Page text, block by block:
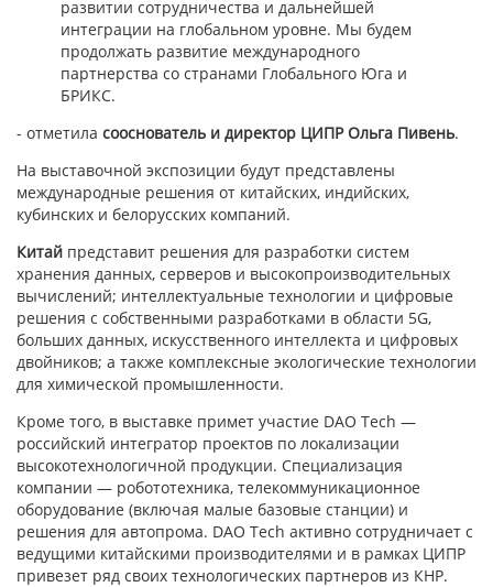
развитии сотрудничества и дальнейшей
интеграции на глобальном уровне. Мы будем
продолжать развитие международного
партнерства со странами Глобального Юга и
БРИКС.
- отметила сооснователь и директор ЦИПР Ольга Пивень.
На выставочной экспозиции будут представлены
международные решения от китайских, индийских,
кубинских и белорусских компаний.
Китай представит решения для разработки систем
хранения данных, серверов и высокопроизводительных
вычислений; интеллектуальные технологии и цифровые
решения с собственными разработками в области 5G,
больших данных, искусственного интеллекта и цифровых
двойников; а также комплексные экологические технологии
для химической промышленности.
Кроме того, в выставке примет участие DAO Tech —
российский интегратор проектов по локализации
высокотехнологичной продукции. Специализация
компании — робототехника, телекоммуникационное
оборудование (включая малые базовые станции) и
решения для автопрома. DAO Tech активно сотрудничает с
ведущими китайскими производителями и в рамках ЦИПР
привезет ряд своих технологических партнеров из КНР.